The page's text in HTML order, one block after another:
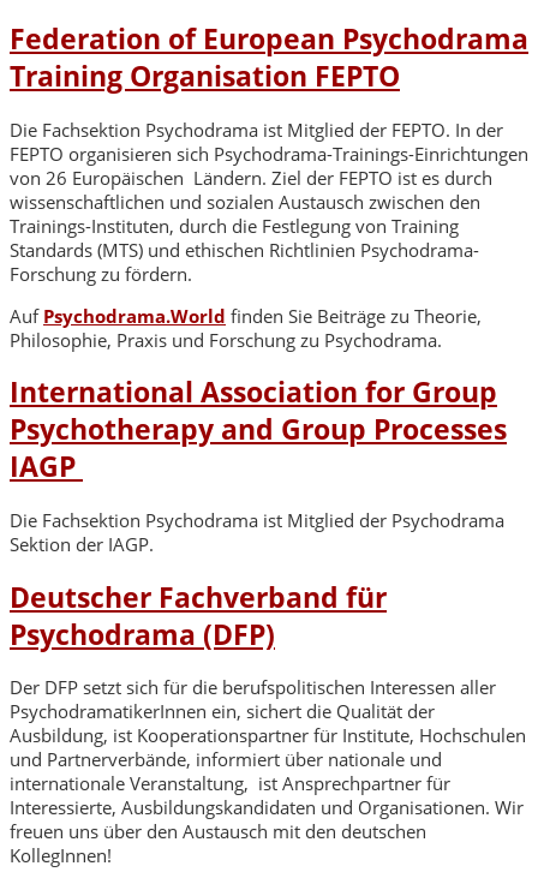
Federation of European Psychodrama
Training Organisation FEPTO
Die Fachsektion Psychodrama ist Mitglied der FEPTO. In der
FEPTO organisieren sich Psychodrama-Trainings-Einrichtungen
von 26 Europäischen Ländern. Ziel der FEPTO ist es durch
wissenschaftlichen und sozialen Austausch zwischen den
Trainings-Instituten, durch die Festlegung von Training
Standards (MTS) und ethischen Richtlinien Psychodrama-
Forschung zu fördern.
Auf Psychodrama.World finden Sie Beiträge zu Theorie,
Philosophie, Praxis und Forschung zu Psychodrama.
International Association for Group
Psychotherapy and Group Processes
IAGP
Die Fachsektion Psychodrama ist Mitglied der Psychodrama
Sektion der IAGP.
Deutscher Fachverband für
Psychodrama (DFP)
Der DFP setzt sich für die berufspolitischen Interessen aller
PsychodramatikerInnen ein, sichert die Qualität der
Ausbildung, ist Kooperationspartner für Institute, Hochschulen
und Partnerverbände, informiert über nationale und
internationale Veranstaltung, ist Ansprechpartner für
Interessierte, Ausbildungskandidaten und Organisationen. Wir
freuen uns über den Austausch mit den deutschen
KollegInnen!